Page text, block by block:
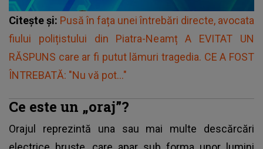
Citește și: Pusă în fața unei întrebări directe, avocata
fiului polițistului din Piatra-Neamț A EVITAT UN
RĂSPUNS care ar fi putut lămuri tragedia. CE A FOST
ÎNTREBATĂ: "Nu vă pot..."
Ce este un „oraj”?
Orajul reprezintă una sau mai multe descărcări